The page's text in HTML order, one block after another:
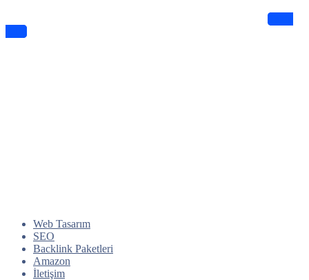
Web Tasarım
SEO
Backlink Paketleri
Amazon
İletişim